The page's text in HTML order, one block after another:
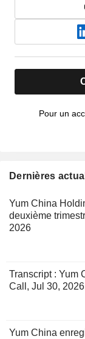
Pour un
Dernières
Yum China
deuxième
2026
Transcript : Yum
Call, Jul 30, 2026
Yum China